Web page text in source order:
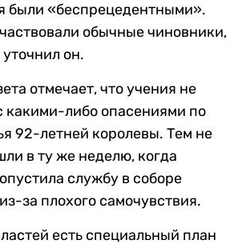
были «беспрецедентными».
обычные чиновники,
он.
отмечает, что учения не
какими-либо опасениями по
92-летней королевы. Тем не
в ту же неделю, когда
службу в соборе
за плохого самочувствия.
есть специальный план